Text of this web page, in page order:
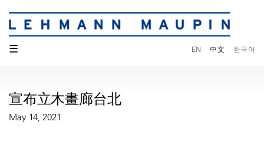
☰ EN 中文 한국어
宣布立木畫廊台北
May 14, 2021